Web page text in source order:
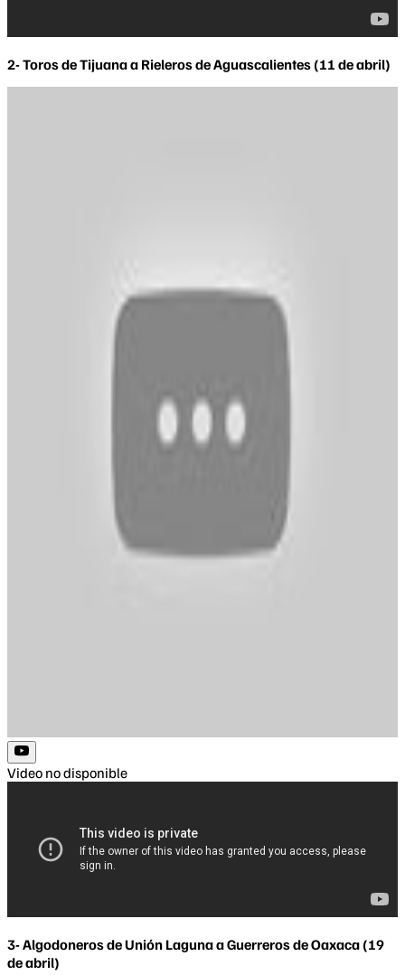
2- Toros de Tijuana a Rieleros de Aguascalientes (11 de abril)
Video no disponible
3- Algodoneros de Unión Laguna a Guerreros de Oaxaca (19
de abril)